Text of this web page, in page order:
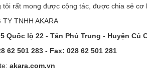
tôi rất mong được cộng tác, được chia sẻ
TY TNHH AKARA
Quốc lộ 22 - Tân Phú Trung - Huyện Củ
62 501 283 - Fax: 028 62 501 281
akara.com.vn